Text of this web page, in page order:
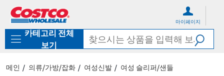
로
기
가
마이페이지
카테고리 전체
보기
메인 의류/가방/잡화 여성신발 여성 슬리퍼/샌들